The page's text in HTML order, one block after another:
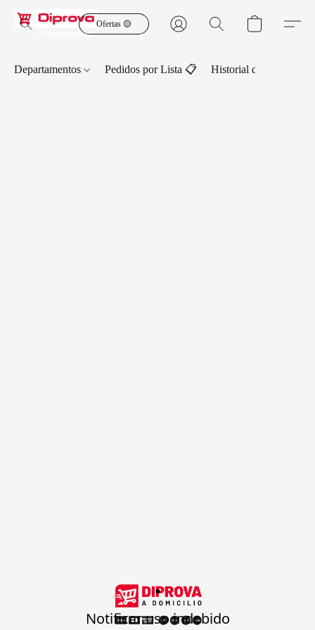
Ofertas 🟡
Departamentos Pedidos por Lista 📋 Historial de Pedidos
.
Notificar uso indebido